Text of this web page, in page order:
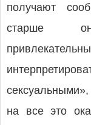
получают
старше
на все это